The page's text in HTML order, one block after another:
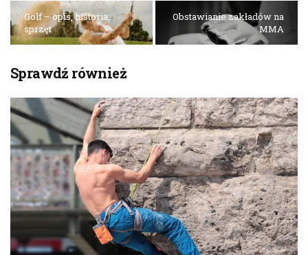
Golf – opis, historia,
sprzęt
Obstawianie zakładów na
MMA
Sprawdź również